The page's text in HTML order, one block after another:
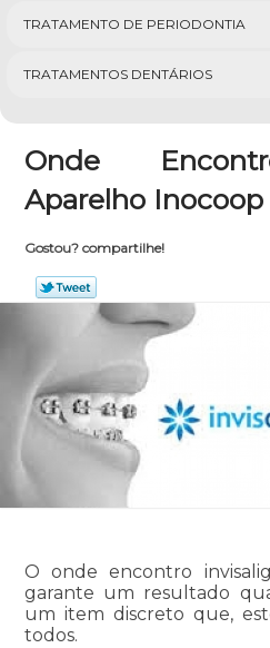
TRATAMENTO DE PERIODONTIA
TRATAMENTOS DENTÁRIOS
Onde
Aparelho Inocoop
Gostou? compartilhe!
O onde encontro
garante um resultado
um item discreto que,
todos.